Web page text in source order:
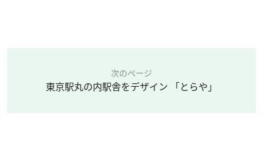
次のページ
東京駅丸の内駅舎をデザイン 「とらや」